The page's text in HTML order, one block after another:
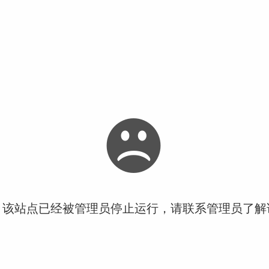
站点已经被管理员停止运行，请联系管理员了